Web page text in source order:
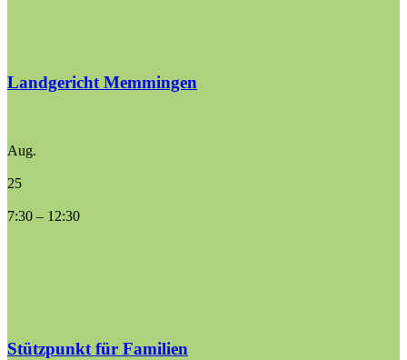
Landgericht Memmingen
Aug.
25
7:30 – 12:30
Stützpunkt für Familien